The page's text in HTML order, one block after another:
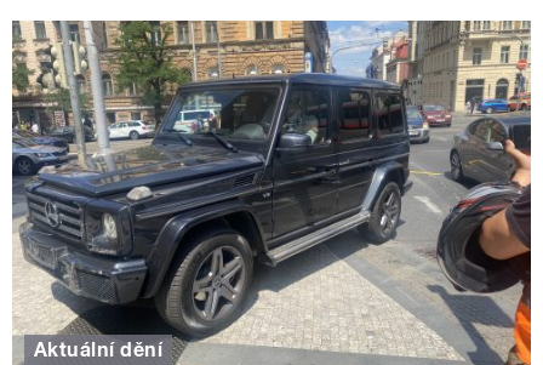
Aktuální dění